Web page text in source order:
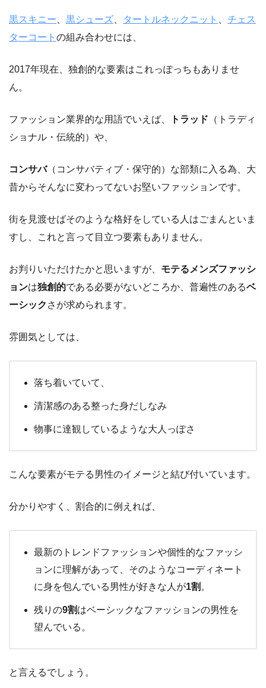
黒スキニー 黒シューズ タートルネックニット
チェス
ターコート の組み合わせには、
2017年現在、独創的な要素はこれっぽっちもありませ
ん。
ファッション業界的な用語でいえば、 トラッド （トラディ
ショナル・伝統的）や、
コンサバ（コンサバティブ・保守的）な部類に入る為、大
昔からそんなに変わってないお堅いファッションです。
街を見渡せばそのような格好をしている人はごまんといま
すし、これと言って目立つ要素もありません。
お判りいただけたかと思いますが、 モテるメンズファッシ
ョンは独創的である必要がないどころか、普遍性のあるベ
ーシック さが求められます。
雰囲気としては、
落ち着いていて、
清潔感のある整った身だしなみ
物事に達観しているような大人っぽさ
こんな要素がモテる男性のイメージと結び付いています。
分かりやすく、割合的に例えれば、
最新のトレンドファッションや個性的なファッシ
ョンに理解があって、そのようなコーディネート
に身を包んでいる男性が好きな人が1割 。
残りの9割はベーシックなファッションの男性を
望んでいる。
と言えるでしょう。